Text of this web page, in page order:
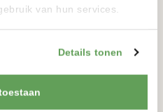
van hun services.
Details tonen
210-210MM